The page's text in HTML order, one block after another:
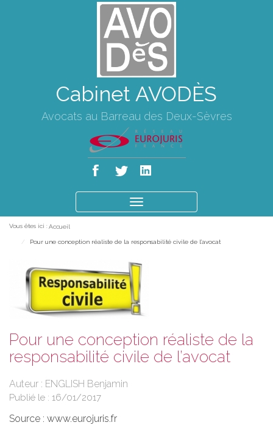
Cabinet AVODÈS
Avocats au Barreau des Deux-Sèvres
le
Vous êtes ici : Accueil
Pour une conception réaliste de la responsabilité civile de l’avocat
Pour une conception réaliste de la
responsabilité civile de l’avocat
Auteur : ENGLISH Benjamin
Publié le : 16/01/2017
Source : www.eurojuris.fr